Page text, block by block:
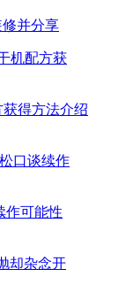
得方法介绍
作可能性